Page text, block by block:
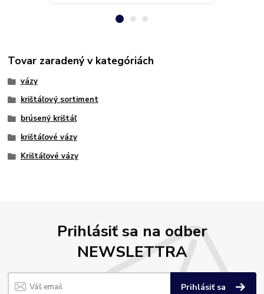
Tovar zaradený v kategóriách
vázy
krištáľový sortiment
brúsený krištáľ
krištáľové vázy
Krištáľové vázy
Prihlásiť sa na odber
NEWSLETTRA
Prihlásiť sa